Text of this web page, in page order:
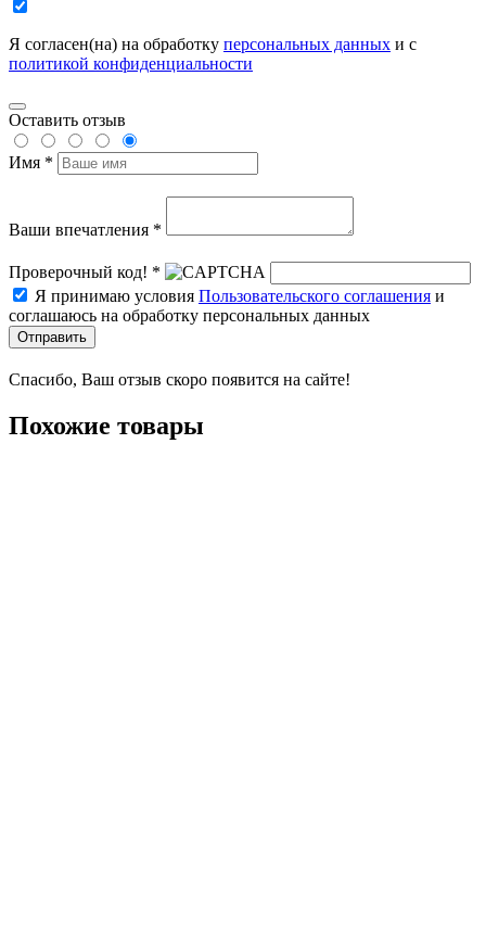
Я согласен(на) на обработку персональных данных и с
политикой конфиденциальности
Оставить отзыв
Имя *
Ваши впечатления *
Проверочный код! *
Я принимаю условия Пользовательского соглашения и
соглашаюсь на обработку персональных данных
Отправить
Спасибо, Ваш отзыв скоро появится на сайте!
Похожие товары